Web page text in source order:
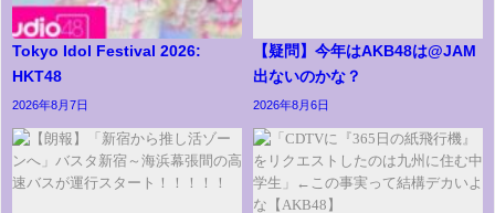
Tokyo Idol Festival 2026:
HKT48
2026年8月7日
【疑問】今年はAKB48は@JAM
出ないのかな？
2026年8月6日